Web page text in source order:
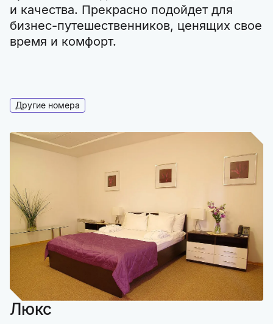
и качества. Прекрасно подойдет для
бизнес-путешественников, ценящих свое
время и комфорт.
Другие номера
Люкс